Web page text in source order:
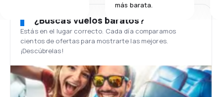
más barata.
¿Buscas vuelos baratos?
Estás en el lugar correcto. Cada día comparamos
cientos de ofertas para mostrarte las mejores.
¡Descúbrelas!